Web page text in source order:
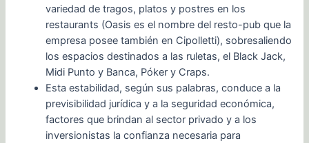
variedad de tragos, platos y postres en los
restaurants (Oasis es el nombre del resto-pub que la
empresa posee también en Cipolletti), sobresaliendo
los espacios destinados a las ruletas, el Black Jack,
Midi Punto y Banca, Póker y Craps.
Esta estabilidad, según sus palabras, conduce a la
previsibilidad jurídica y a la seguridad económica,
factores que brindan al sector privado y a los
inversionistas la confianza necesaria para